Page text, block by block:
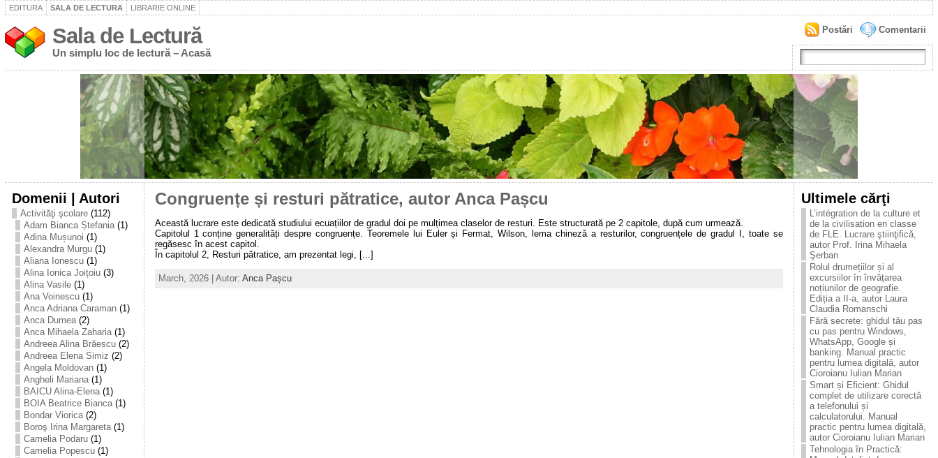
EDITURA SALA DE LECTURA LIBRARIE ONLINE
Sala de Lectură
Un simplu loc de lectură – Acasă
Comentarii
Postări
Domenii | Autori
Activităţi şcolare(112)
Adam Bianca Ștefania(1)
Adina Mușunoi (1)
Alexandra Murgu(1)
Aliana Ionescu(1)
Alina Ionica Joițoiu(3)
Alina Vasile(1)
Ana Voinescu(1)
Anca Adriana Caraman(1)
Anca Dumea(2)
Anca Mihaela Zaharia(1)
Andreea Alina Brăescu(2)
Andreea Elena Simiz (2)
Angela Moldovan(1)
Angheli Mariana(1)
BAICU Alina-Elena(1)
BOIA Beatrice Bianca(1)
Bondar Viorica(2)
Boroş Irina Margareta(1)
Camelia Podaru(1)
Camelia Popescu(1)
Congruențe și resturi pătratice, autor Anca Pașcu
Această lucrare este dedicată studiului ecuațiilor de gradul doi pe mulțimea claselor de resturi. Este structurată pe 2 capitole, după cum urmează.
Capitolul 1 conține generalități despre congruențe. Teoremele lui Euler și Fermat, Wilson, lema chineză a resturilor, congruențele de gradul I, toate se
regăsesc în acest capitol.
În capitolul 2, Resturi pătratice, am prezentat legi, [...]
March, 2026 | Autor: Anca Pașcu
Ultimele cărţi
L’intégration de la culture et
de la civilisation en classe
de FLE. Lucrare ştiinţificǎ,
autor Prof. Irina Mihaela
Şerban
Rolul drumețiilor și al
excursiilor în învățarea
noțiunilor de geografie.
Ediția a II-a, autor Laura
Claudia Romanschi
Fără secrete: ghidul tău pas
cu pas pentru Windows,
WhatsApp, Google și
banking. Manual practic
pentru lumea digitală, autor
Cioroianu Iulian Marian
Smart și Eficient: Ghidul
complet de utilizare corectă
a telefonului și
calculatorului. Manual
practic pentru lumea digitală,
autor Cioroianu Iulian Marian
Tehnologia în Practică: